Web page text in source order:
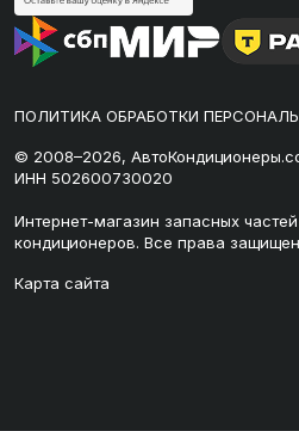
ПОЛИТИКА ОБРАБОТКИ
© 2008–2026,
ИНН 502600730020
Интернет-магазин запасных
кондиционеров. Все права
Карта сайта